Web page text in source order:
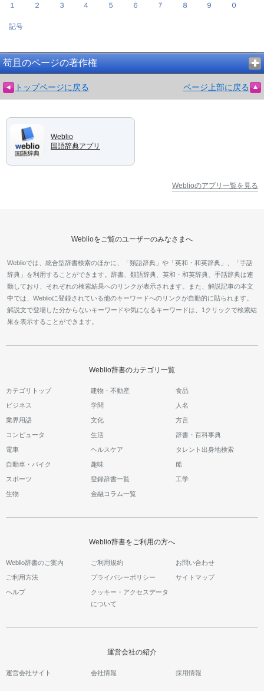
１ ２ ３ ４ ５ ６ ７ ８ ９ ０
記号
苟且のページの著作権
トップページに戻る ページ上部に戻る
Weblio
国語辞典アプリ
Weblioのアプリ一覧を見る
Weblioをご覧のユーザーのみなさまへ
Weblioでは、統合型辞書検索のほかに、「類語辞典」や「英和・和英辞典」、「手話
辞典」を利用することができます。辞書、類語辞典、英和・和英辞典、手話辞典は連
動しており、それぞれの検索結果へのリンクが表示されます。また、解説記事の本文
中では、Weblioに登録されている他のキーワードへのリンクが自動的に貼られます。
解説文で登場した分からないキーワードや気になるキーワードは、1クリックで検索結
果を表示することができます。
Weblio辞書のカテゴリ一覧
カテゴリトップ 建物・不動産 食品
ビジネス 学問 人名
業界用語 文化 方言
コンピュータ 生活 辞書・百科事典
電車 ヘルスケア タレント出身地検索
自動車・バイク 趣味 船
スポーツ 登録辞書一覧 工学
生物 金融コラム一覧
Weblio辞書をご利用の方へ
Weblio辞書のご案内 ご利用規約 お問い合わせ
ご利用方法 プライバシーポリシー サイトマップ
ヘルプ
クッキー・アクセスデータ
について
運営会社の紹介
運営会社サイト 会社情報 採用情報